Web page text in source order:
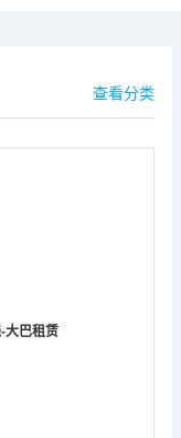
查看分类